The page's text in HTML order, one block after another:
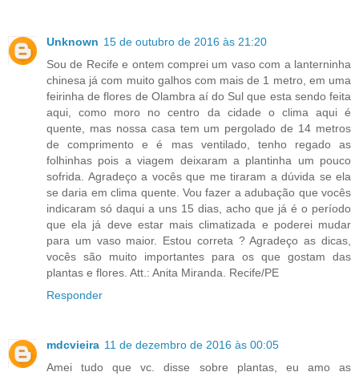
Unknown 15 de outubro de 2016 às 21:20
Sou de Recife e ontem comprei um vaso com a lanterninha
chinesa já com muito galhos com mais de 1 metro, em uma
feirinha de flores de Olambra aí do Sul que esta sendo feita
aqui, como moro no centro da cidade o clima aqui é
quente, mas nossa casa tem um pergolado de 14 metros
de comprimento e é mas ventilado, tenho regado as
folhinhas pois a viagem deixaram a plantinha um pouco
sofrida. Agradeço a vocês que me tiraram a dúvida se ela
se daria em clima quente. Vou fazer a adubação que vocês
indicaram só daqui a uns 15 dias, acho que já é o período
que ela já deve estar mais climatizada e poderei mudar
para um vaso maior. Estou correta ? Agradeço as dicas,
vocês são muito importantes para os que gostam das
plantas e flores. Att.: Anita Miranda. Recife/PE
Responder
mdcvieira 11 de dezembro de 2016 às 00:05
Amei tudo que vc. disse sobre plantas, eu amo as